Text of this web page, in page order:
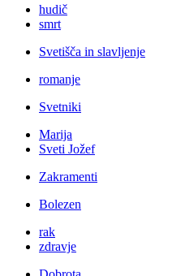
hudič
smrt
Svetišča in slavljenje
romanje
Svetniki
Marija
Sveti Jožef
Zakramenti
Bolezen
rak
zdravje